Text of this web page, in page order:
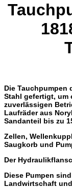
Die Tauchpumpen
Stahl gefertigt, um
zuverlässigen
Laufräder aus
Sandanteil bis zu
Zellen,
Saugkorb und
Der
Diese Pumpen
Landwirtschaft